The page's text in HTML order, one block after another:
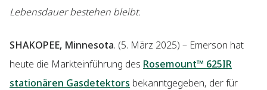
Lebensdauer bestehen bleibt.
SHAKOPEE, Minnesota. (5. März 2025) – Emerson hat
heute die Markteinführung des Rosemount™ 625IR
stationären Gasdetektors bekanntgegeben, der für